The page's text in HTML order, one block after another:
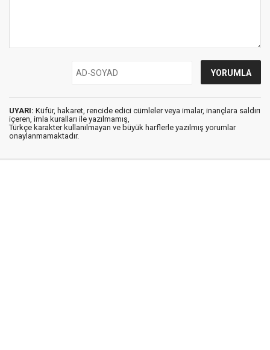
UYARI: Küfür, hakaret, rencide edici cümleler veya imalar, inançlara saldırı
içeren, imla kuralları ile yazılmamış,
Türkçe karakter kullanılmayan ve büyük harflerle yazılmış yorumlar
onaylanmamaktadır.